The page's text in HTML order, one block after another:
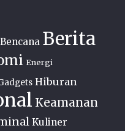
Bencana Berita
Energi
Hiburan
Keamanan
Kuliner